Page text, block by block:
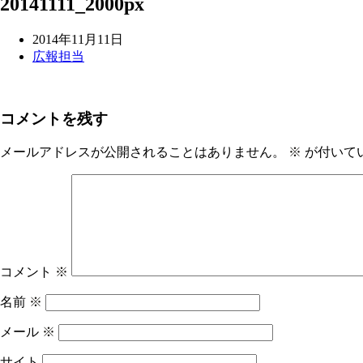
2014年11月11日
広報担当
コメントを残す
メールアドレスが公開されることはありません。 ※ が付いて
コメント ※
名前 ※
メール ※